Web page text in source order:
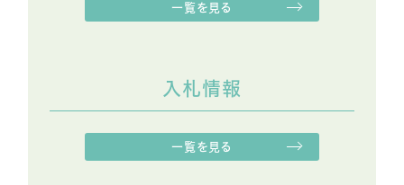
一覧を見る
入札情報
一覧を見る